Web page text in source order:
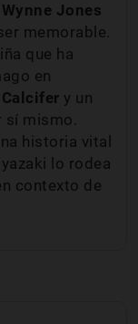
Jones
memorable.
que ha
en
Calcifer y un
sí mismo.
historia vital
lo rodea
contexto de